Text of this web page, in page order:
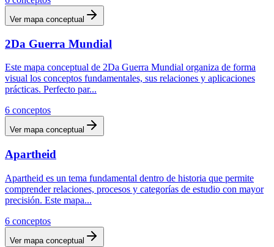
Ver mapa conceptual
2Da Guerra Mundial
Este mapa conceptual de 2Da Guerra Mundial organiza de forma
visual los conceptos fundamentales, sus relaciones y aplicaciones
prácticas. Perfecto par...
6 conceptos
Ver mapa conceptual
Apartheid
Apartheid es un tema fundamental dentro de historia que permite
comprender relaciones, procesos y categorías de estudio con mayor
precisión. Este mapa...
6 conceptos
Ver mapa conceptual